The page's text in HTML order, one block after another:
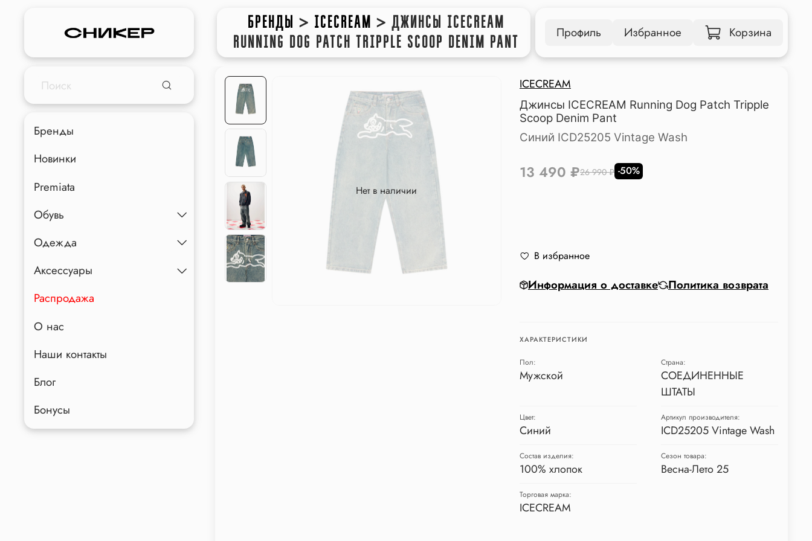
БРЕНДЫ > ICECREAM >ДЖИНСЫ ICECREAM
RUNNING DOG PATCH TRIPPLE SCOOP DENIM PANT
Профиль Избранное Корзина
Нет в наличии
ICECREAM
Джинсы ICECREAM Running Dog Patch Tripple
Scoop Denim Pant
Синий ICD25205 Vintage Wash
13 490 ₽26 990 ₽ -50%
В избранное
Информация о доставке Политика возврата
ХАРАКТЕРИСТИКИ
Пол:
Мужской
Страна:
СОЕДИНЕННЫЕ
ШТАТЫ
Цвет:
Синий
Артикул производителя:
ICD25205 Vintage Wash
Состав изделия:
100% хлопок
Сезон товара:
Весна-Лето 25
Торговая марка:
ICECREAM
Бренды
Новинки
Premiata
Обувь
Одежда
Аксессуары
Распродажа
О нас
Наши контакты
Блог
Бонусы